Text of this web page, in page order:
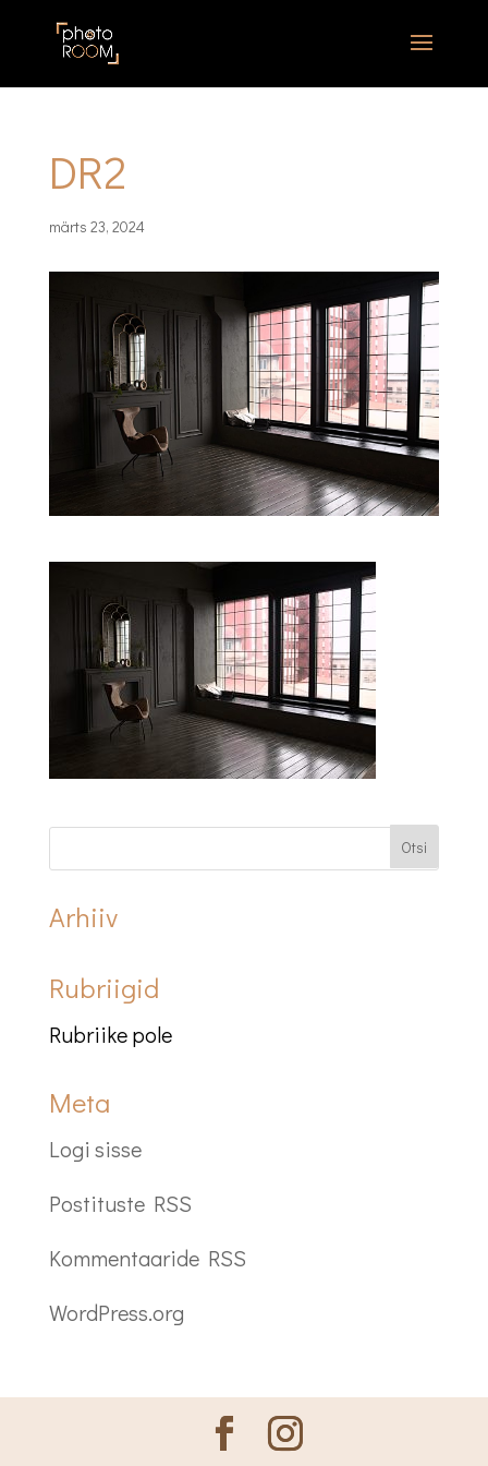
DR2
märts 23, 2024
Arhiiv
Rubriigid
Rubriike pole
Meta
Logi sisse
Postituste RSS
Kommentaaride RSS
WordPress.org